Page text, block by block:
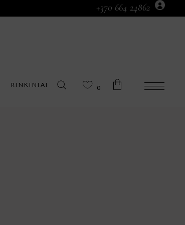
+370 664 24862
RINKINIAI 0